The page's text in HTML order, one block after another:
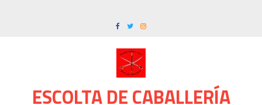
ESCOLTA DE CABALLERÍA